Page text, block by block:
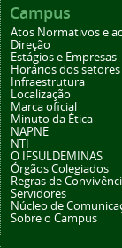
Campus
Atos Normativos e
Direção
Estágios e Empresas
Horários dos setores
Infraestrutura
Localização
Marca oficial
Minuto da Ética
NAPNE
NTI
O IFSULDEMINAS
Órgãos Colegiados
Regras de
Servidores
Núcleo de
Sobre o Campus